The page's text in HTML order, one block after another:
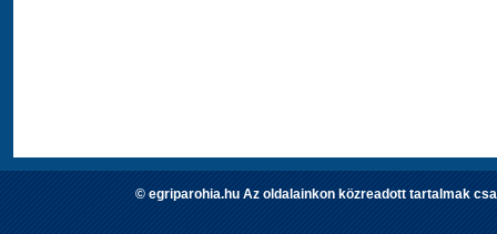
© egriparohia.hu Az oldalainkon közreadott tartalmak